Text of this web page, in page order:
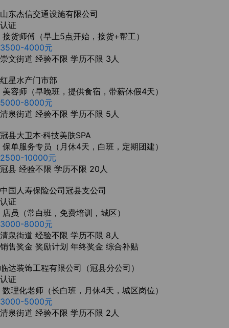
山东杰信交通设施有限公司
认证
接货师傅（早上5点开始，接货+帮工）
3500-4000元
崇文街道 经验不限 学历不限 3人
红星水产门市部
美容师（早晚班，提供食宿，带薪休假4天）
5000-8000元
清泉街道 经验不限 学历不限 5人
冠县大卫本·科技美肤SPA
保单服务专员（月休4天，白班，定期团建）
2500-10000元
冠县 经验不限 学历不限 20人
中国人寿保险公司冠县支公司
认证
店员（常白班，免费培训，城区）
3000-8000元
清泉街道 经验不限 学历不限 8人
销售奖金 奖励计划 年终奖金 综合补贴
临达装饰工程有限公司（冠县分公司）
认证
数理化老师（长白班，月休4天，城区岗位）
3000-5000元
清泉街道 经验不限 学历不限 2人